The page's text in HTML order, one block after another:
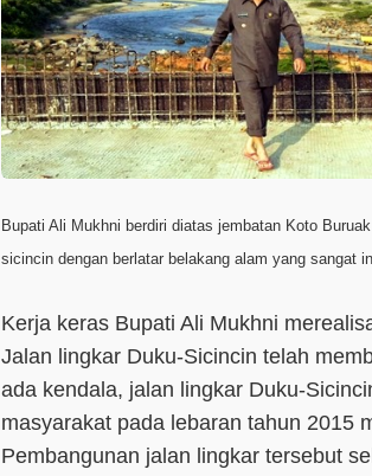
Bupati Ali Mukhni berdiri diatas jembatan Koto
sicincin dengan berlatar belakang alam yang sangat
Kerja keras Bupati Ali Mukhni
Jalan lingkar Duku-Sicincin telah
ada kendala, jalan lingkar Duku-
masyarakat pada lebaran tahun 2015
Pembangunan jalan lingkar tersebut